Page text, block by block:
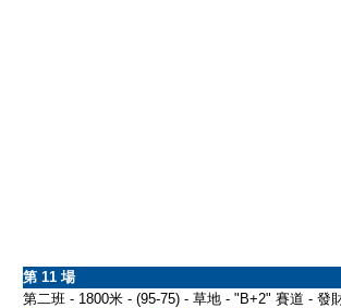
第 11 場
第二班 - 1800米 - (95-75) - 草地 - "B+2" 賽道 - 發